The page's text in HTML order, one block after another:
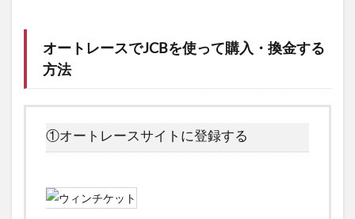
オートレースでJCBを使って購入・換金する
方法
①オートレースサイトに登録する